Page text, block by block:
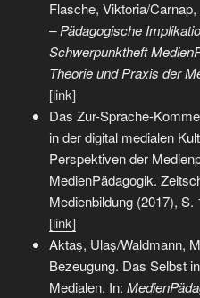
Flasche, Viktoria/
– Pädagogische
Schwerpunktheft
Theorie und Praxis der
[link]
Das Zur-Sprache-
in der digital medialen
Perspektiven der
MedienPädagogik.
Medienbildung (2017),
[link]
Aktaş, Ulaş/Waldmann,
Bezeugung. Das Selbst
Medialen. In: